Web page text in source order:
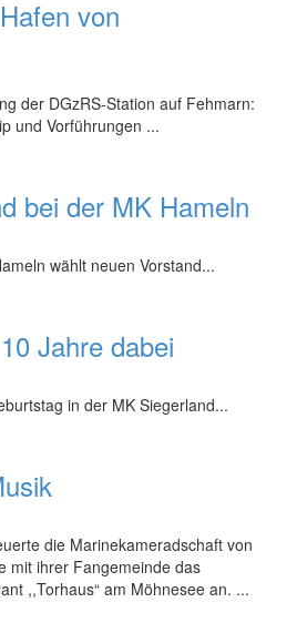
von
der DGzRS-Station auf Fehmarn:
und Vorführungen ...
bei der MK Hameln
wählt neuen Vorstand...
Jahre dabei
in der MK Siegerland...
die Marinekameradschaft von
mit ihrer Fangemeinde das
,,Torhaus“ am Möhnesee an. ...